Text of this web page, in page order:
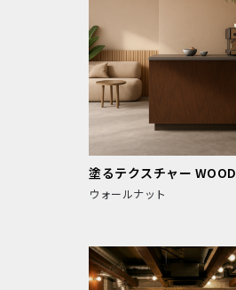
塗るテクスチャー WOOD
ウォールナット